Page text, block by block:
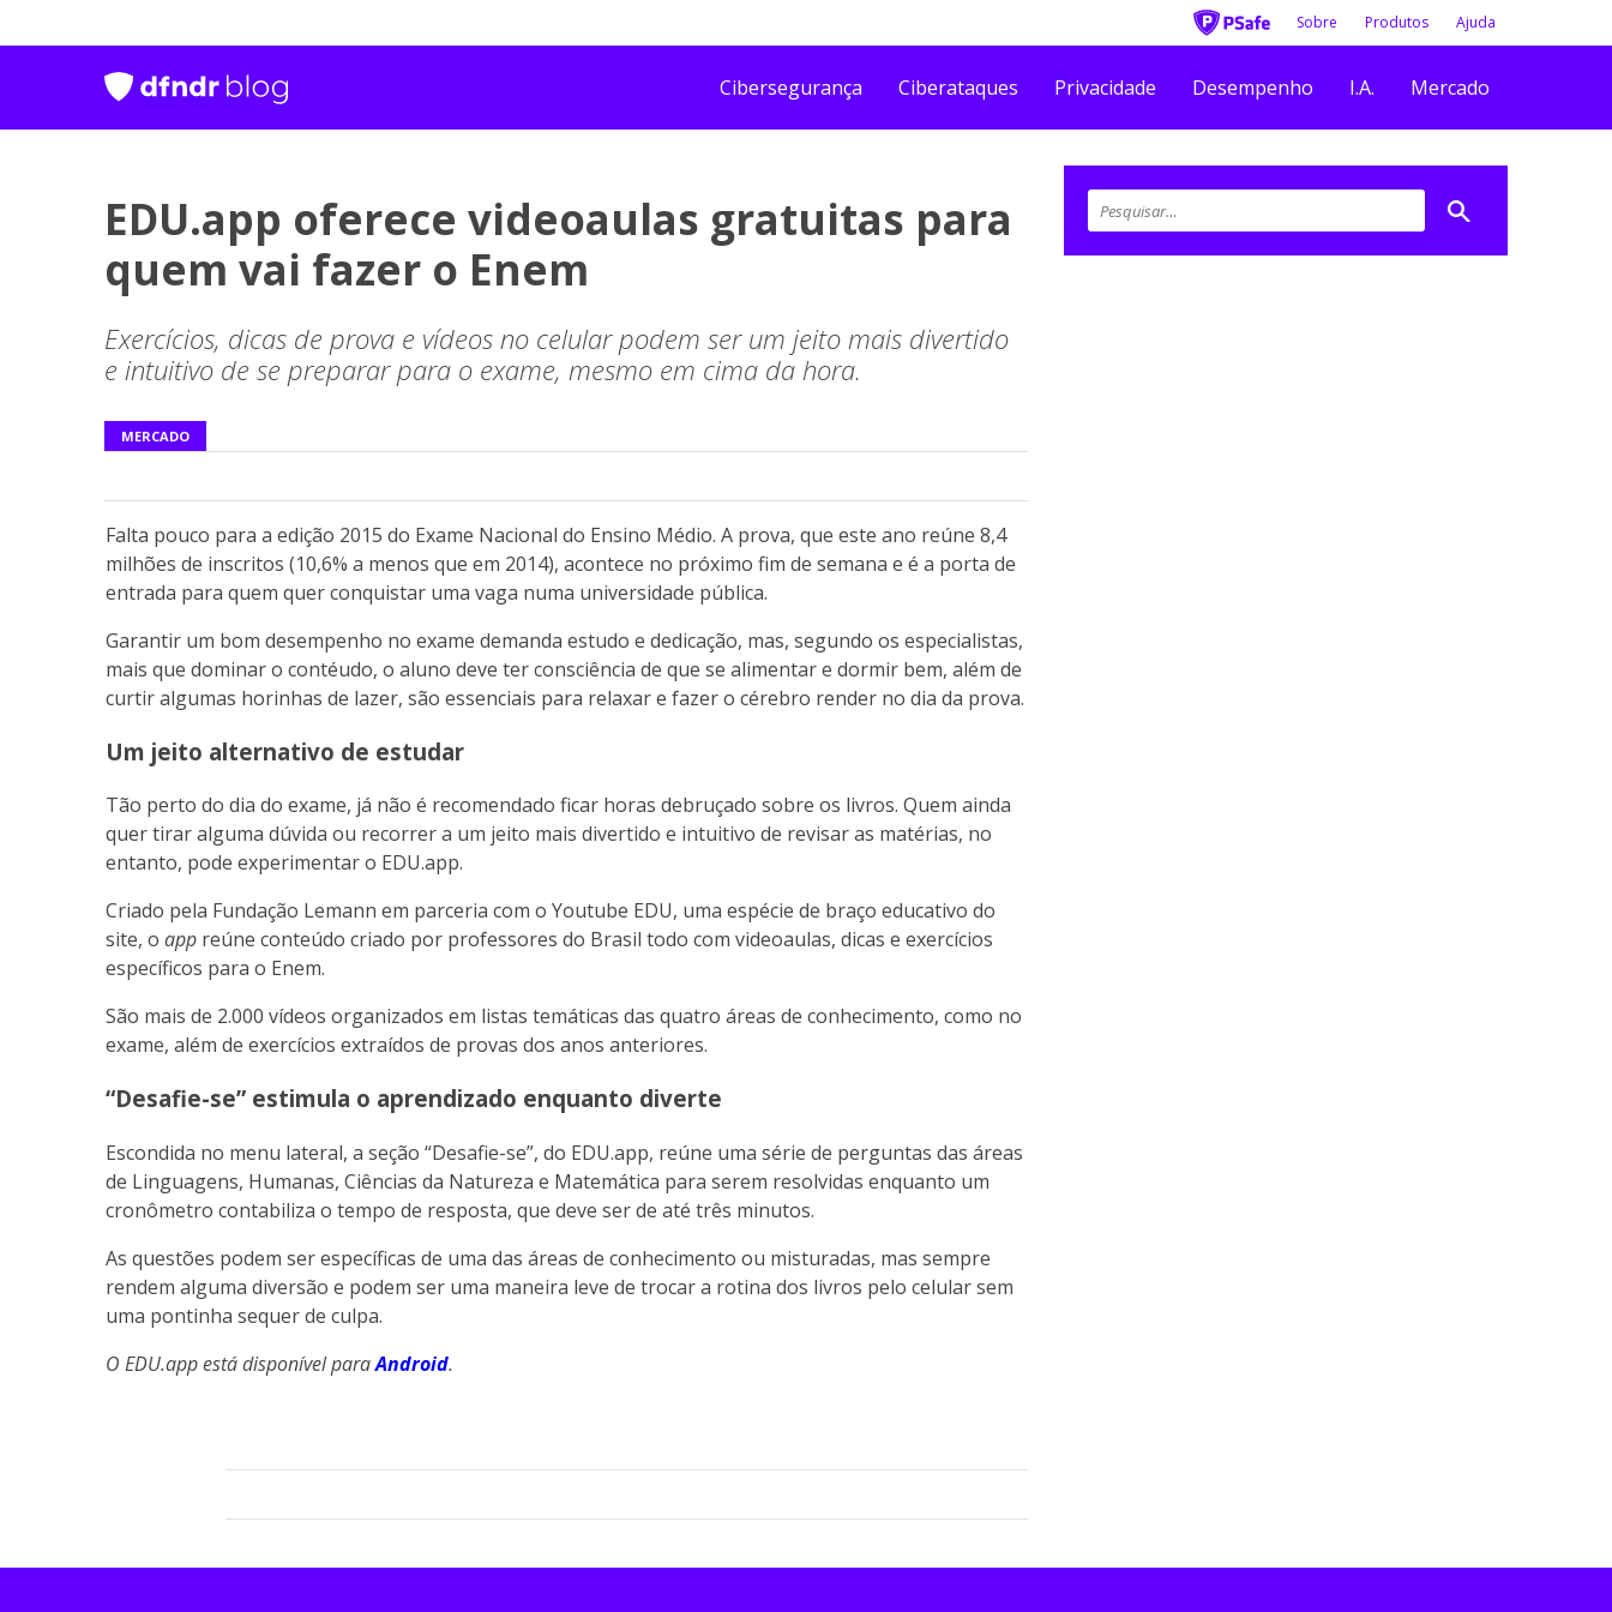
Sobre Produtos Ajuda
Cibersegurança Ciberataques Privacidade Desempenho I.A. Mercado
EDU.app oferece videoaulas gratuitas para
quem vai fazer o Enem
Exercícios, dicas de prova e vídeos no celular podem ser um jeito mais divertido
e intuitivo de se preparar para o exame, mesmo em cima da hora.
MERCADO
Falta pouco para a edição 2015 do Exame Nacional do Ensino Médio. A prova, que este ano reúne 8,4
milhões de inscritos (10,6% a menos que em 2014), acontece no próximo fim de semana e é a porta de
entrada para quem quer conquistar uma vaga numa universidade pública.
Garantir um bom desempenho no exame demanda estudo e dedicação, mas, segundo os especialistas,
mais que dominar o contéudo, o aluno deve ter consciência de que se alimentar e dormir bem, além de
curtir algumas horinhas de lazer, são essenciais para relaxar e fazer o cérebro render no dia da prova.
Um jeito alternativo de estudar
Tão perto do dia do exame, já não é recomendado ficar horas debruçado sobre os livros. Quem ainda
quer tirar alguma dúvida ou recorrer a um jeito mais divertido e intuitivo de revisar as matérias, no
entanto, pode experimentar o EDU.app.
Criado pela Fundação Lemann em parceria com o Youtube EDU, uma espécie de braço educativo do
site, o app reúne conteúdo criado por professores do Brasil todo com videoaulas, dicas e exercícios
específicos para o Enem.
São mais de 2.000 vídeos organizados em listas temáticas das quatro áreas de conhecimento, como no
exame, além de exercícios extraídos de provas dos anos anteriores.
“Desafie-se” estimula o aprendizado enquanto diverte
Escondida no menu lateral, a seção “Desafie-se”, do EDU.app, reúne uma série de perguntas das áreas
de Linguagens, Humanas, Ciências da Natureza e Matemática para serem resolvidas enquanto um
cronômetro contabiliza o tempo de resposta, que deve ser de até três minutos.
As questões podem ser específicas de uma das áreas de conhecimento ou misturadas, mas sempre
rendem alguma diversão e podem ser uma maneira leve de trocar a rotina dos livros pelo celular sem
uma pontinha sequer de culpa.
O EDU.app está disponível paraAndroid.